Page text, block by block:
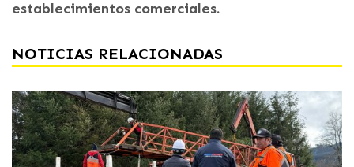
establecimientos comerciales.
NOTICIAS RELACIONADAS